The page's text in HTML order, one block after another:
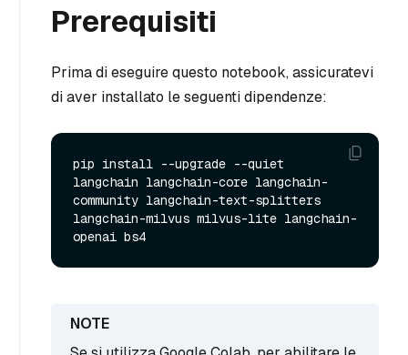
Prerequisiti
Prima di eseguire questo notebook, assicuratevi
di aver installato le seguenti dipendenze:
pip install --upgrade --quiet
langchain langchain-core langchain-
community langchain-text-splitters
langchain-milvus milvus-lite langchain-